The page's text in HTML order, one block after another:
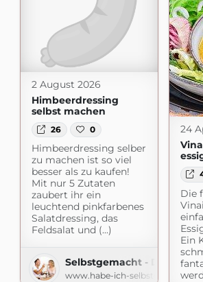
2 August 2026
Himbeerdressing
selbst machen
26 0
Himbeerdressing selber
zu machen ist so viel
besser als zu kaufen!
Mit nur 5 Zutaten
zaubert ihr ein
leuchtend pinkfarbenes
Salatdressing, das
Feldsalat und (...)
Selbstgemacht - Der
www.habe-ich-selbstgemacht.de
24
Die
Ein